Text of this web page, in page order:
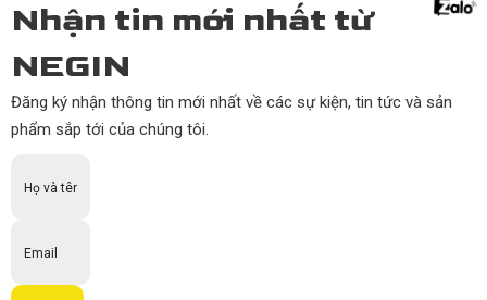
Nhận tin mới nhất từ
NEGIN
Đăng ký nhận thông tin mới nhất về các sự kiện, tin tức và sản
phẩm sắp tới của chúng tôi.